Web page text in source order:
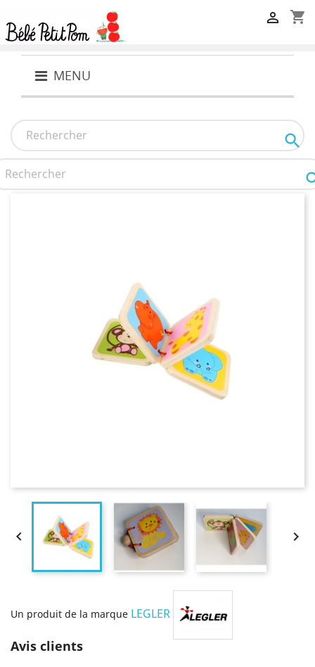
shopping_cart

MENU

 
Un produit de la marque LEGLER
Avis clients